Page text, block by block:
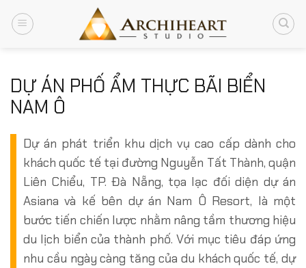
đến
DỰ ÁN PHỐ ẨM THỰC BÃI BIỂN
NAM Ô
Dự án phát triển khu dịch vụ cao cấp dành cho
khách quốc tế tại đường Nguyễn Tất Thành, quận
Liên Chiểu, TP. Đà Nẵng, tọa lạc đối diện dự án
Asiana và kế bên dự án Nam Ô Resort, là một
bước tiến chiến lược nhằm nâng tầm thương hiệu
du lịch biển của thành phố. Với mục tiêu đáp ứng
nhu cầu ngày càng tăng của du khách quốc tế, dự